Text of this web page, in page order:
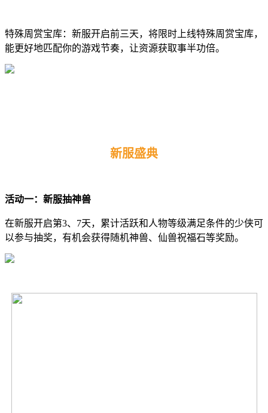
特殊周赏宝库：新服开启前三天，将限时上线特殊周赏宝库，
能更好地匹配你的游戏节奏，让资源获取事半功倍。
新服盛典
活动一：新服抽神兽
在新服开启第3、7天，累计活跃和人物等级满足条件的少侠可
以参与抽奖，有机会获得随机神兽、仙兽祝福石等奖励。